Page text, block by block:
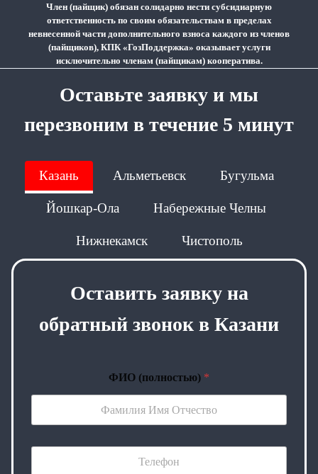
Член (пайщик) обязан солидарно нести субсидиарную
ответственность по своим обязательствам в пределах
невнесенной части дополнительного взноса каждого из членов
(пайщиков), КПК «ГозПоддержка» оказывает услуги
исключительно членам (пайщикам) кооператива.
Оставьте заявку и мы
перезвоним в течение 5 минут
Казань Альметьевск Бугульма
Йошкар-Ола Набережные Челны
Нижнекамск Чистополь
Оставить заявку на
обратный звонок в Казани
ФИО (полностью) *